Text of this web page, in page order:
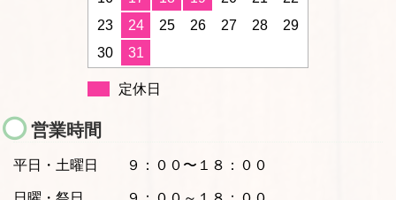
23
24 25 26 27 28
29
30
31
定休日
営業時間
平日・土曜日 ９：００〜１８：００